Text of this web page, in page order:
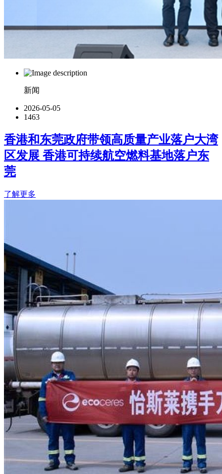
新闻
2026-05-05
1463
香港和东莞政府带领高质量产业落户大湾
区发展 香港可持续航空燃料基地落户东
莞
了解更多